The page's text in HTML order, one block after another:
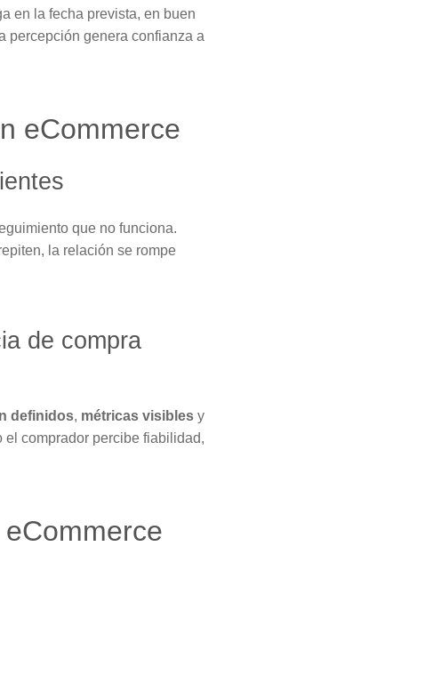
en la fecha prevista, en buen
percepción genera confianza a
eCommerce
que no funciona.
la relación se rompe
de compra
definidos, métricas visibles y
comprador percibe fiabilidad,